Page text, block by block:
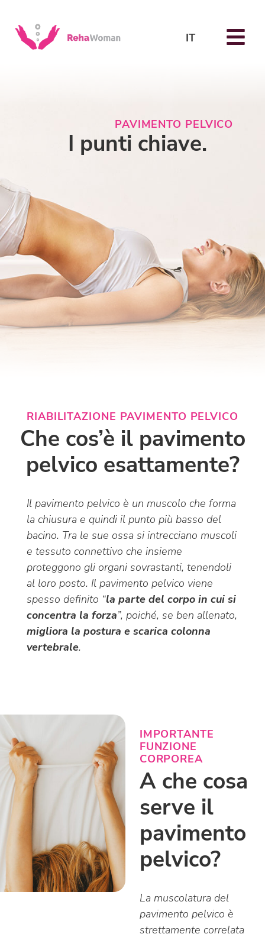
IT
PAVIMENTO PELVICO
I punti chiave.
RIABILITAZIONE PAVIMENTO PELVICO
Che cos’è il pavimento
pelvico esattamente?
Il pavimento pelvico è un muscolo che forma
la chiusura e quindi il punto più basso del
bacino. Tra le sue ossa si intrecciano muscoli
e tessuto connettivo che insieme
proteggono gli organi sovrastanti, tenendoli
al loro posto. Il pavimento pelvico viene
spesso definito “la parte del corpo in cui si
concentra la forza”, poiché, se ben allenato,
migliora la postura e scarica colonna
vertebrale.
IMPORTANTE
FUNZIONE
CORPOREA
A che cosa
serve il
pavimento
pelvico?
La muscolatura del
pavimento pelvico è
strettamente correlata